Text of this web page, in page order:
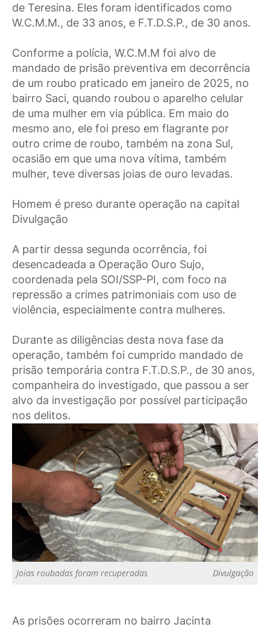
de Teresina. Eles foram identificados como
W.C.M.M., de 33 anos, e F.T.D.S.P., de 30 anos.
Conforme a polícia, W.C.M.M foi alvo de
mandado de prisão preventiva em decorrência
de um roubo praticado em janeiro de 2025, no
bairro Saci, quando roubou o aparelho celular
de uma mulher em via pública. Em maio do
mesmo ano, ele foi preso em flagrante por
outro crime de roubo, também na zona Sul,
ocasião em que uma nova vítima, também
mulher, teve diversas joias de ouro levadas.
Homem é preso durante operação na capital
Divulgação
A partir dessa segunda ocorrência, foi
desencadeada a Operação Ouro Sujo,
coordenada pela SOI/SSP-PI, com foco na
repressão a crimes patrimoniais com uso de
violência, especialmente contra mulheres.
Durante as diligências desta nova fase da
operação, também foi cumprido mandado de
prisão temporária contra F.T.D.S.P., de 30 anos,
companheira do investigado, que passou a ser
alvo da investigação por possível participação
nos delitos.
Joias roubadas foram recuperadas Divulgação
As prisões ocorreram no bairro Jacinta